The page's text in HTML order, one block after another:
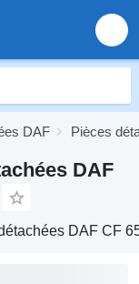
DAF Pièces
DAF
DAF CF